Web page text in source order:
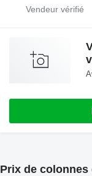
Prix de colonnes